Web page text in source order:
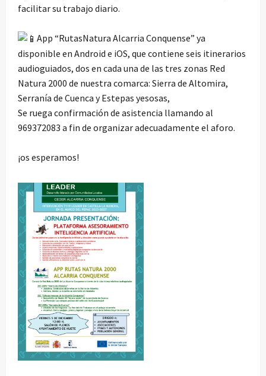
facilitar su trabajo diario.
App “RutasNatura Alcarria Conquense” ya
disponible en Android e iOS, que contiene seis itinerarios
audioguiados, dos en cada una de las tres zonas Red
Natura 2000 de nuestra comarca: Sierra de Altomira,
Serranía de Cuenca y Estepas yesosas,
Se ruega confirmación de asistencia llamando al
969372083 a fin de organizar adecuadamente el aforo.
¡os esperamos!